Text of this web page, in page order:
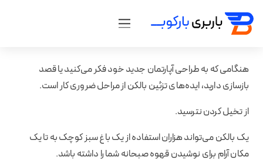
هنگامی که به طراحی آپارتمان جدید خود فکر می‌کنید یا قصد
بازسازی دارید، ایده‌های تزئین بالکن از مراحل ضروری کار است.
از تخیل کردن نترسید.
یک بالکن می‌تواند هزاران استفاده از یک باغ سبز کوچک به تا یک
مکان آرام برای نوشیدن قهوه صبحانه شما را داشته باشد.